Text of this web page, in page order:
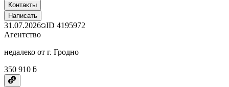
Контакты
Написать
31.07.2026 ID 4195972
Агентство
недалеко от г. Гродно
350 910 ƃ